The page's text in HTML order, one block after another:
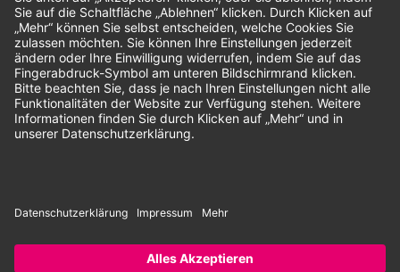
Unsere Zahlungsarten:
Rechnung SEPA-Lastschrift Vorkasse